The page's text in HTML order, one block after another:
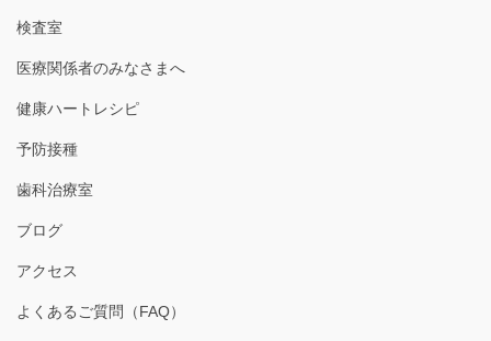
検査室
医療関係者のみなさまへ
健康ハートレシピ
予防接種
歯科治療室
ブログ
アクセス
よくあるご質問（FAQ）